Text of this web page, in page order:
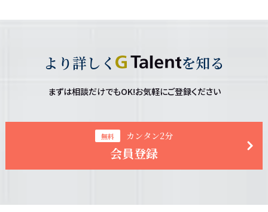
より詳しく を知る
まずは相談だけでもOK!お気軽にご登録ください
無料 カンタン2分
会員登録